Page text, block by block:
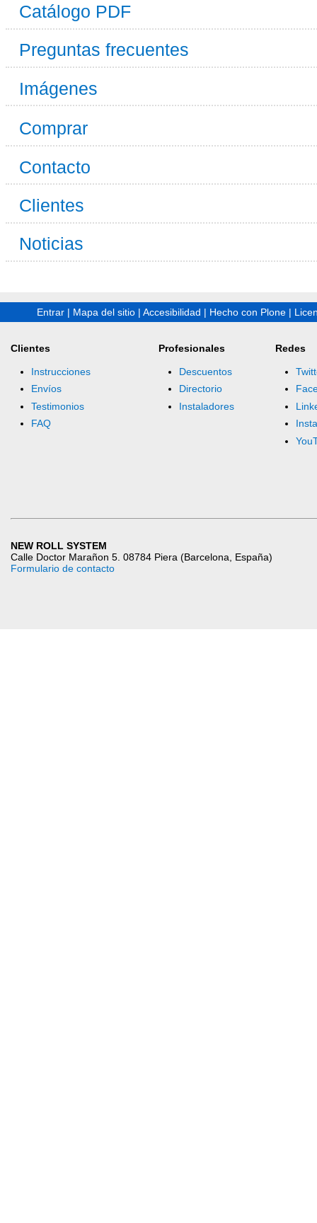
Catálogo PDF
Preguntas frecuentes
Imágenes
Comprar
Contacto
Clientes
Noticias
Entrar | Mapa del sitio | Accesibilidad | Hecho con Plone |
Clientes
Instrucciones
Envíos
Testimonios
FAQ
Profesionales
Descuentos
Directorio
Instaladores
Redes
NEW ROLL SYSTEM
Calle Doctor Marañon 5. 08784 Piera (Barcelona, España)
Formulario de contacto